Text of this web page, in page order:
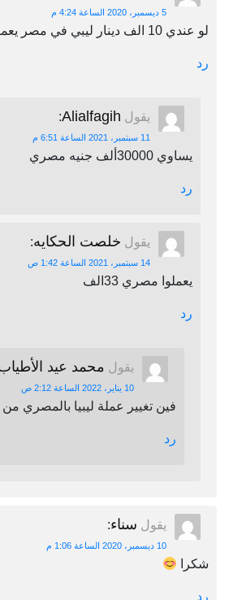
5 ديسمبر، 2020 الساعة 4:24 م
لو عندي 10 الف دينار ليبي في مصر يعملو كام مصري
رد
يقول Alialfagih
:
11 سبتمبر، 2021 الساعة 6:51 م
يساوي 30000ألف جنيه مصري
رد
يقول خلصت الحكايه:
14 سبتمبر، 2021 الساعة 1:42 ص
يعملوا مصري 33الف
رد
يقول محمد عيد
10 يناير، 2022 الساعة 2:12 ص
فين تغيير عملة ليبيا بالمصري
رد
يقول سناء:
10 ديسمبر، 2020 الساعة 1:06 م
شكرا
رد